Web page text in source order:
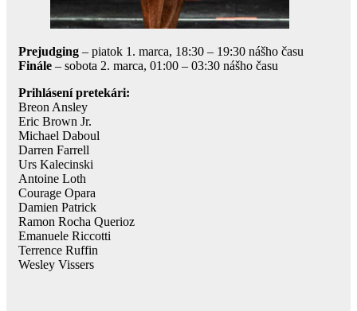
Prejudging – piatok 1. marca, 18:30 – 19:30 nášho času
Finále – sobota 2. marca, 01:00 – 03:30 nášho času
Prihlásení pretekári:
Breon Ansley
Eric Brown Jr.
Michael Daboul
Darren Farrell
Urs Kalecinski
Antoine Loth
Courage Opara
Damien Patrick
Ramon Rocha Querioz
Emanuele Riccotti
Terrence Ruffin
Wesley Vissers